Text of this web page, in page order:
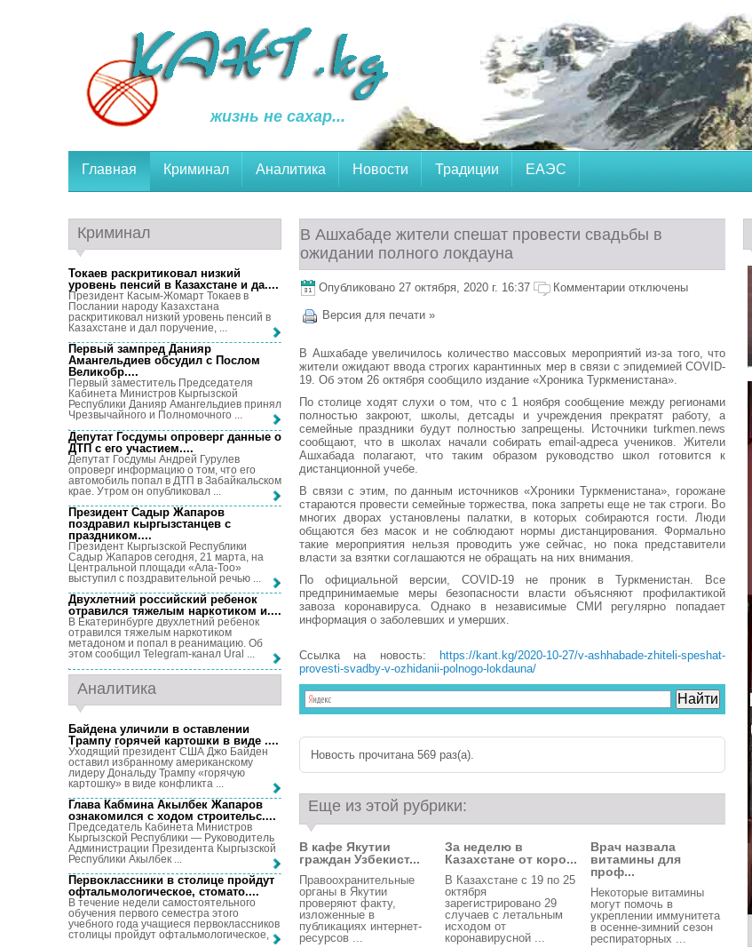
жизнь не сахар...
Главная Криминал Аналитика Новости Традиции ЕАЭС
В Ашхабаде жители спешат провести свадьбы в
ожидании полного локдауна
Опубликовано 27 октября, 2020 г. 16:37 Комментарии отключены
Версия для печати »
В Ашхабаде увеличилось количество массовых мероприятий из-за того, что
жители ожидают ввода строгих карантинных мер в связи с эпидемией COVID-
19. Об этом 26 октября сообщило издание «Хроника Туркменистана».
По столице ходят слухи о том, что с 1 ноября сообщение между регионами
полностью закроют, школы, детсады и учреждения прекратят работу, а
семейные праздники будут полностью запрещены. Источники turkmen.news
сообщают, что в школах начали собирать email-адреса учеников. Жители
Ашхабада полагают, что таким образом руководство школ готовится к
дистанционной учебе.
В связи с этим, по данным источников «Хроники Туркменистана», горожане
стараются провести семейные торжества, пока запреты еще не так строги. Во
многих дворах установлены палатки, в которых собираются гости. Люди
общаются без масок и не соблюдают нормы дистанцирования. Формально
такие мероприятия нельзя проводить уже сейчас, но пока представители
власти за взятки соглашаются не обращать на них внимания.
По официальной версии, COVID-19 не проник в Туркменистан. Все
предпринимаемые меры безопасности власти объясняют профилактикой
завоза коронавируса. Однако в независимые СМИ регулярно попадает
информация о заболевших и умерших.
Ссылка на новость:
https://kant.kg/2020-10-27/v-ashhabade-zhiteli-speshat-
provesti-svadby-v-ozhidanii-polnogo-lokdauna/
Новость прочитана 569 раз(a).
Еще из этой рубрики:
В кафе Якутии
граждан Узбекист...
Правоохранительные
органы в Якутии
проверяют факту,
изложенные в
публикациях интернет-
ресурсов ...
За неделю в
Казахстане от коро...
В Казахстане с 19 по 25
октября
зарегистрировано 29
случаев с летальным
исходом от
коронавирусной ...
Врач назвала
витамины для
проф...
Некоторые витамины
могут помочь в
укреплении иммунитета
в осенне-зимний сезон
респираторных ...
Криминал
Токаев раскритиковал низкий
уровень пенсий в Казахстане и да....
Президент Касым-Жомарт Токаев в
Послании народу Казахстана
раскритиковал низкий уровень пенсий в
Казахстане и дал поручение, ...
Первый зампред Данияр
Амангельдиев обсудил с Послом
Великобр....
Первый заместитель Председателя
Кабинета Министров Кыргызской
Республики Данияр Амангельдиев принял
Чрезвычайного и Полномочного ...
Депутат Госдумы опроверг данные о
ДТП с его участием....
Депутат Госдумы Андрей Гурулев
опроверг информацию о том, что его
автомобиль попал в ДТП в Забайкальском
крае. Утром он опубликовал ...
Президент Садыр Жапаров
поздравил кыргызстанцев с
праздником....
Президент Кыргызской Республики
Садыр Жапаров сегодня, 21 марта, на
Центральной площади «Ала-Тоо»
выступил с поздравительной речью ...
Двухлетний российский ребенок
отравился тяжелым наркотиком и....
В Екатеринбурге двухлетний ребенок
отравился тяжелым наркотиком
метадоном и попал в реанимацию. Об
этом сообщил Telegram-канал Ural ...
Аналитика
Байдена уличили в оставлении
Трампу горячей картошки в виде ....
Уходящий президент США Джо Байден
оставил избранному американскому
лидеру Дональду Трампу «горячую
картошку» в виде конфликта ...
Глава Кабмина Акылбек Жапаров
ознакомился с ходом строительс....
Председатель Кабинета Министров
Кыргызской Республики — Руководитель
Администрации Президента Кыргызской
Республики Акылбек ...
Первоклассники в столице пройдут
офтальмологическое, стомато....
В течение недели самостоятельного
обучения первого семестра этого
учебного года учащиеся первоклассников
столицы пройдут офтальмологическое, ...